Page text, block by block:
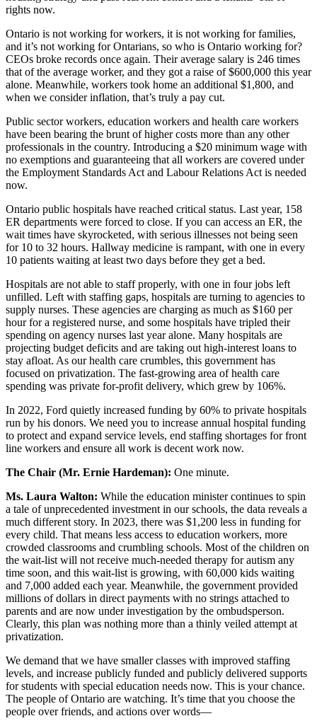
rights now.
Ontario is not working for workers, it is not working for families,
and it’s not working for Ontarians, so who is Ontario working for?
CEOs broke records once again. Their average salary is 246 times
that of the average worker, and they got a raise of $600,000 this year
alone. Meanwhile, workers took home an additional $1,800, and
when we consider inflation, that’s truly a pay cut.
Public sector workers, education workers and health care workers
have been bearing the brunt of higher costs more than any other
professionals in the country. Introducing a $20 minimum wage with
no exemptions and guaranteeing that all workers are covered under
the Employment Standards Act and Labour Relations Act is needed
now.
Ontario public hospitals have reached critical status. Last year, 158
ER departments were forced to close. If you can access an ER, the
wait times have skyrocketed, with serious illnesses not being seen
for 10 to 32 hours. Hallway medicine is rampant, with one in every
10 patients waiting at least two days before they get a bed.
Hospitals are not able to staff properly, with one in four jobs left
unfilled. Left with staffing gaps, hospitals are turning to agencies to
supply nurses. These agencies are charging as much as $160 per
hour for a registered nurse, and some hospitals have tripled their
spending on agency nurses last year alone. Many hospitals are
projecting budget deficits and are taking out high-interest loans to
stay afloat. As our health care crumbles, this government has
focused on privatization. The fast-growing area of health care
spending was private for-profit delivery, which grew by 106%.
In 2022, Ford quietly increased funding by 60% to private hospitals
run by his donors. We need you to increase annual hospital funding
to protect and expand service levels, end staffing shortages for front
line workers and ensure all work is decent work now.
The Chair (Mr. Ernie Hardeman): One minute.
Ms. Laura Walton: While the education minister continues to spin
a tale of unprecedented investment in our schools, the data reveals a
much different story. In 2023, there was $1,200 less in funding for
every child. That means less access to education workers, more
crowded classrooms and crumbling schools. Most of the children on
the wait-list will not receive much-needed therapy for autism any
time soon, and this wait-list is growing, with 60,000 kids waiting
and 7,000 added each year. Meanwhile, the government provided
millions of dollars in direct payments with no strings attached to
parents and are now under investigation by the ombudsperson.
Clearly, this plan was nothing more than a thinly veiled attempt at
privatization.
We demand that we have smaller classes with improved staffing
levels, and increase publicly funded and publicly delivered supports
for students with special education needs now. This is your chance.
The people of Ontario are watching. It’s time that you choose the
people over friends, and actions over words—